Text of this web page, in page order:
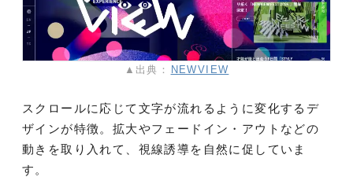
▲出典： NEWVIEW
スクロールに応じて文字が流れるように変化するデ
ザインが特徴。拡大やフェードイン・アウトなどの
動きを取り入れて、視線誘導を自然に促していま
す。